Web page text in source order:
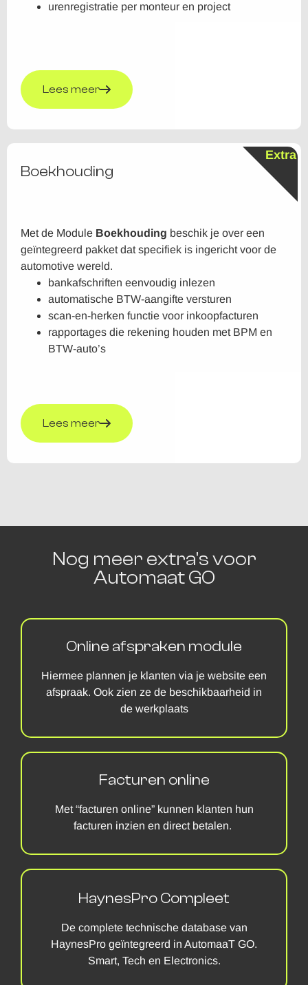
urenregistratie per monteur en project
Lees meer
Boekhouding
Met de Module Boekhouding beschik je over een
geïntegreerd pakket dat specifiek is ingericht voor de
automotive wereld.
bankafschriften eenvoudig inlezen
automatische BTW-aangifte versturen
scan-en-herken functie voor inkoopfacturen
rapportages die rekening houden met BPM en
BTW-auto’s
Lees meer
Extra
Nog meer extra's voor
Automaat GO
Online afspraken module
Hiermee plannen je klanten via je website een
afspraak. Ook zien ze de beschikbaarheid in
de werkplaats
Facturen online
Met “facturen online” kunnen klanten hun
facturen inzien en direct betalen.
HaynesPro Compleet
De complete technische database van
HaynesPro geïntegreerd in AutomaaT GO.
Smart, Tech en Electronics.